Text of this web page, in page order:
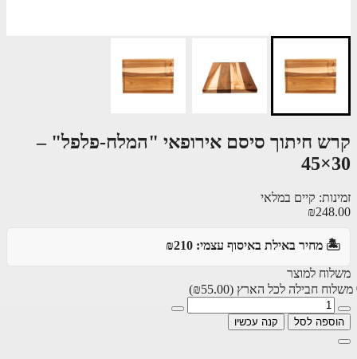
חיתוך סיסם אירופאי "המלח-פלפל" –
קיים במלאי
מחיר באילת באיסוף עצמי: ₪210
למוצר
חבילה לכל הארץ(₪55.00)
לסל קנה עכשיו